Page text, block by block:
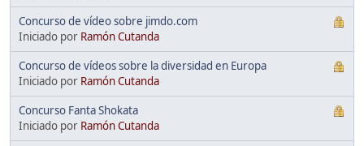
Concurso de vídeo sobre jimdo.com
Iniciado por Ramón Cutanda
Concurso de vídeos sobre la diversidad en Europa
Iniciado por Ramón Cutanda
Concurso Fanta Shokata
Iniciado por Ramón Cutanda